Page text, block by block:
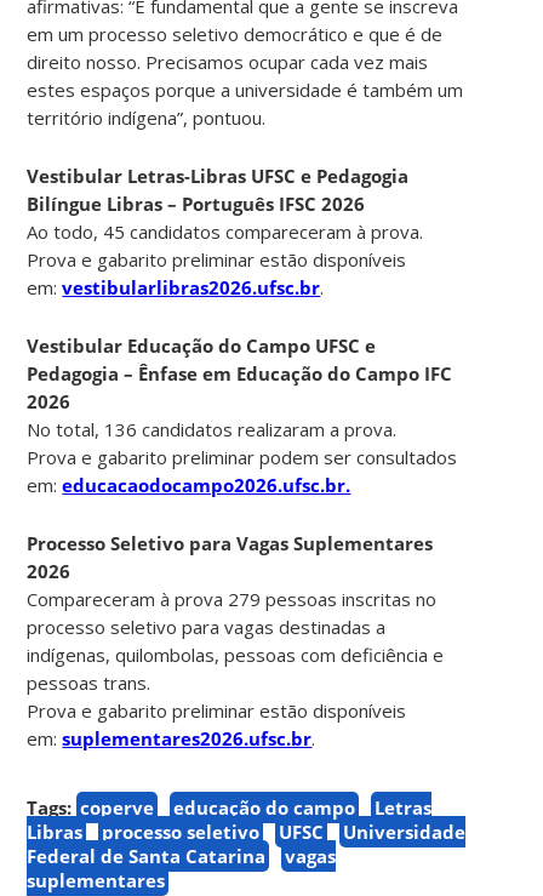
afirmativas: “É fundamental que a gente se inscreva
em um processo seletivo democrático e que é de
direito nosso. Precisamos ocupar cada vez mais
estes espaços porque a universidade é também um
território indígena”, pontuou.
Vestibular Letras-Libras UFSC e Pedagogia
Bilíngue Libras – Português IFSC 2026
Ao todo, 45 candidatos compareceram à prova.
Prova e gabarito preliminar estão disponíveis
em:vestibularlibras2026.ufsc.br.
Vestibular Educação do Campo UFSC e
Pedagogia – Ênfase em Educação do Campo IFC
2026
No total, 136 candidatos realizaram a prova.
Prova e gabarito preliminar podem ser consultados
em: educacaodocampo2026.ufsc.br.
Processo Seletivo para Vagas Suplementares
2026
Compareceram à prova 279 pessoas inscritas no
processo seletivo para vagas destinadas a
indígenas, quilombolas, pessoas com deficiência e
pessoas trans.
Prova e gabarito preliminar estão disponíveis
em:suplementares2026.ufsc.br.
Tags: coperve educação do campo
Letras
Libras
processo seletivo UFSC
Universidade
Federal de Santa Catarina
vagas
suplementares